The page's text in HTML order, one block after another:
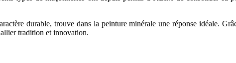
durable, trouve dans la peinture minérale une réponse idéale.
tradition et innovation.